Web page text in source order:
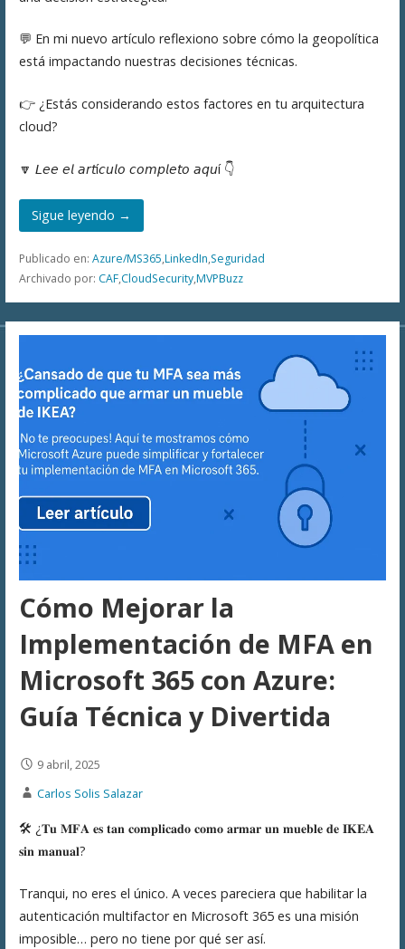
💬 En mi nuevo artículo reflexiono sobre cómo la geopolítica
está impactando nuestras decisiones técnicas.
👉 ¿Estás considerando estos factores en tu arquitectura
cloud?
🔽 𝘓𝘦𝘦 𝘦𝘭 𝘢𝘳𝘵í𝘤𝘶𝘭𝘰 𝘤𝘰𝘮𝘱𝘭𝘦𝘵𝘰 𝘢𝘲𝘶í 👇
Sigue leyendo →
Publicado en: Azure/MS365,LinkedIn,Seguridad
Archivado por: CAF,CloudSecurity,MVPBuzz
Cómo Mejorar la
Implementación de MFA en
Microsoft 365 con Azure:
Guía Técnica y Divertida
9 abril, 2025
Carlos Solis Salazar
🛠️ ¿𝐓𝐮 𝐌𝐅𝐀 𝐞𝐬 𝐭𝐚𝐧 𝐜𝐨𝐦𝐩𝐥𝐢𝐜𝐚𝐝𝐨 𝐜𝐨𝐦𝐨 𝐚𝐫𝐦𝐚𝐫 𝐮𝐧 𝐦𝐮𝐞𝐛𝐥𝐞 𝐝𝐞 𝐈𝐊𝐄𝐀
𝐬𝐢𝐧 𝐦𝐚𝐧𝐮𝐚𝐥?
Tranqui, no eres el único. A veces pareciera que habilitar la
autenticación multifactor en Microsoft 365 es una misión
imposible… pero no tiene por qué ser así.